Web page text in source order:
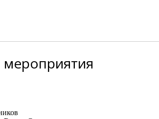
мероприятия